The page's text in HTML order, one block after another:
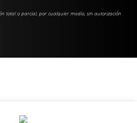
total o parcial, por cualquier medio, sin autorización